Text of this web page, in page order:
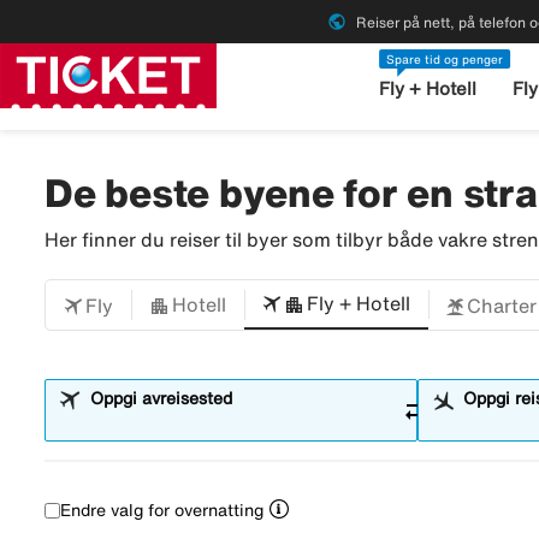
public Reiser på nett, på telefon
Spare tid og penger
Fly + Hotell Fly
De beste byene for en
Her finner du reiser til byer som tilbyr både vakre
Fly Hotell Fly + Hotell Charter
Oppgi avreisested sync_alt Oppgi
Endre valg for overnatting